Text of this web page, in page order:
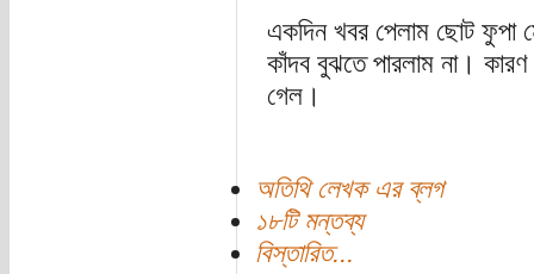
একদিন খবর পেলাম ছোট ফুপা
কাঁদব বুঝতে পারলাম না।
গেল।
অতিথি লেখক এর ব্লগ
১৮টি মন্তব্য
বিস্তারিত...